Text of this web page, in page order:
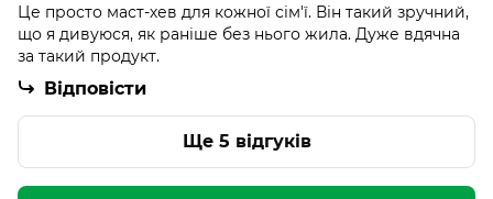
Це просто маст-хев для кожної сім'ї. Він такий зручний,
що я дивуюся, як раніше без нього жила. Дуже вдячна
за такий продукт.
Відповісти
Ще 5 відгуків